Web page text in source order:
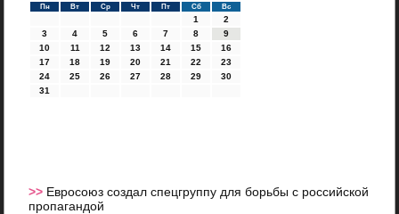
Пн Вт Ср Чт Пт Сб Вс
1
2
3
4 5 6 7 8
9
10
11 12 13 14 15
16
17
18 19 20 21 22
23
24
25 26 27 28 29
30
31
>> Евросоюз создал спецгруппу для борьбы с российской
пропагандой